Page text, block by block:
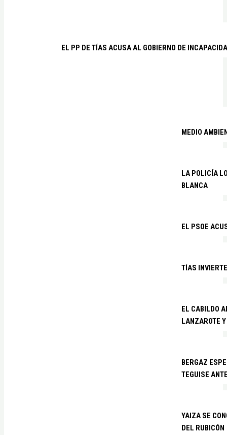
EL PP DE TÍAS ACUSA AL GOBIERNO DE
MEDIO
LA POLICÍA
BLANCA
EL PSOE
TÍAS
EL CABILDO
LANZAROTE
BERGAZ
TEGUISE
YAIZA SE
DEL RUBICÓN